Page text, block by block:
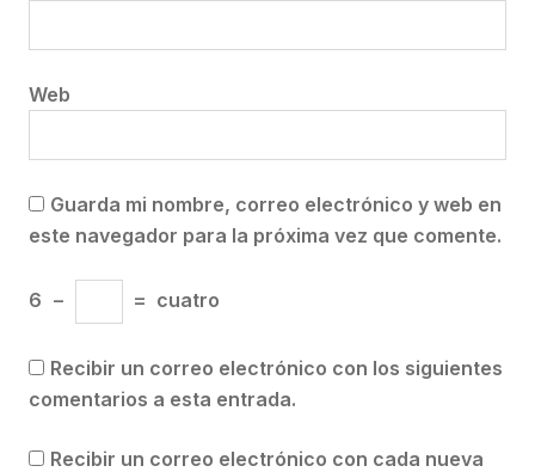
Web
Guarda mi nombre, correo electrónico y web en
este navegador para la próxima vez que comente.
6 − = cuatro
Recibir un correo electrónico con los siguientes
comentarios a esta entrada.
Recibir un correo electrónico con cada nueva